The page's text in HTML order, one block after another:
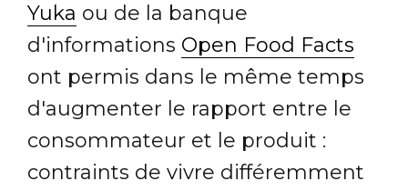
Yuka ou de la banque
d'informations Open Food Facts
ont permis dans le même temps
d'augmenter le rapport entre le
consommateur et le produit :
contraints de vivre différemment